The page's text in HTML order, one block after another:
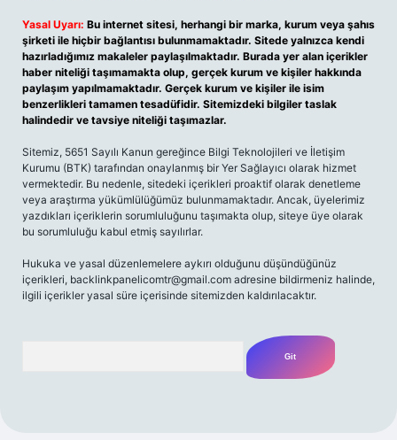
Yasal Uyarı: Bu internet sitesi, herhangi bir marka, kurum veya şahıs
şirketi ile hiçbir bağlantısı bulunmamaktadır. Sitede yalnızca kendi
hazırladığımız makaleler paylaşılmaktadır. Burada yer alan içerikler
haber niteliği taşımamakta olup, gerçek kurum ve kişiler hakkında
paylaşım yapılmamaktadır. Gerçek kurum ve kişiler ile isim
benzerlikleri tamamen tesadüfidir. Sitemizdeki bilgiler taslak
halindedir ve tavsiye niteliği taşımazlar.
Sitemiz, 5651 Sayılı Kanun gereğince Bilgi Teknolojileri ve İletişim
Kurumu (BTK) tarafından onaylanmış bir Yer Sağlayıcı olarak hizmet
vermektedir. Bu nedenle, sitedeki içerikleri proaktif olarak denetleme
veya araştırma yükümlülüğümüz bulunmamaktadır. Ancak, üyelerimiz
yazdıkları içeriklerin sorumluluğunu taşımakta olup, siteye üye olarak
bu sorumluluğu kabul etmiş sayılırlar.
Hukuka ve yasal düzenlemelere aykırı olduğunu düşündüğünüz
içerikleri, backlinkpanelicomtr@gmail.com adresine bildirmeniz halinde,
ilgili içerikler yasal süre içerisinde sitemizden kaldırılacaktır.